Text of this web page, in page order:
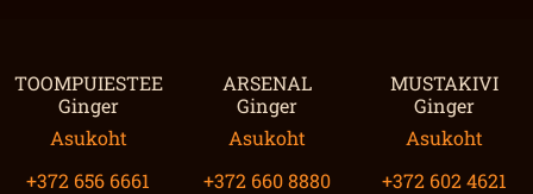
TOOMPUIESTEE
Ginger
Asukoht
+372 656 6661
ARSENAL
Ginger
Asukoht
+372 660 8880
MUSTAKIVI
Ginger
Asukoht
+372 602 4621